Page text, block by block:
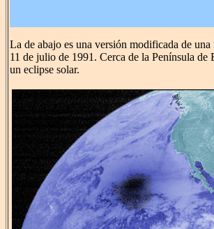
La de abajo es una versión modificada de
11 de julio de 1991. Cerca de la Península
un eclipse solar.